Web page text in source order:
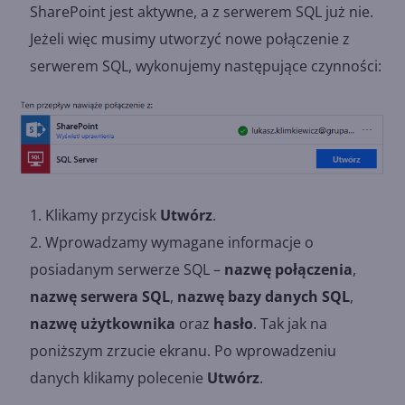
SharePoint jest aktywne, a z serwerem SQL już nie.
Jeżeli więc musimy utworzyć nowe połączenie z
serwerem SQL, wykonujemy następujące czynności:
Klikamy przycisk Utwórz.
Wprowadzamy wymagane informacje o
posiadanym serwerze SQL – nazwę połączenia,
nazwę serwera SQL, nazwę bazy danych SQL,
nazwę użytkownika oraz hasło. Tak jak na
poniższym zrzucie ekranu. Po wprowadzeniu
danych klikamy polecenie Utwórz.